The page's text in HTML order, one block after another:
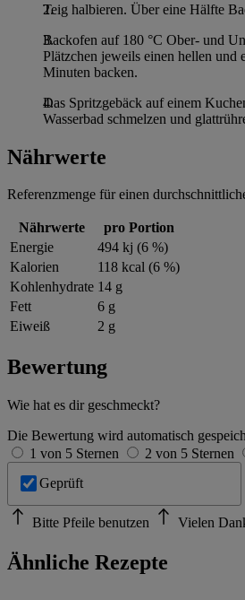
Teig halbieren. Über eine Hälfte
Backofen auf 180 °C Ober- und
Plätzchen jeweils einen hellen und
Minuten backen.
Das Spritzgebäck auf einem
Wasserbad schmelzen und
Nährwerte
Referenzmenge für einen
Nährwerte
pro Portion
Energie
494 kj (6 %)
Kalorien
118 kcal (6 %)
Kohlenhydrate 14 g
Fett
6 g
Eiweiß
2 g
Bewertung
Wie hat es dir geschmeckt?
Die Bewertung wird automatisch
1 von 5 Sternen
2 von 5 Sternen
Geprüft
Bitte Pfeile benutzen Vielen
Ähnliche Rezepte